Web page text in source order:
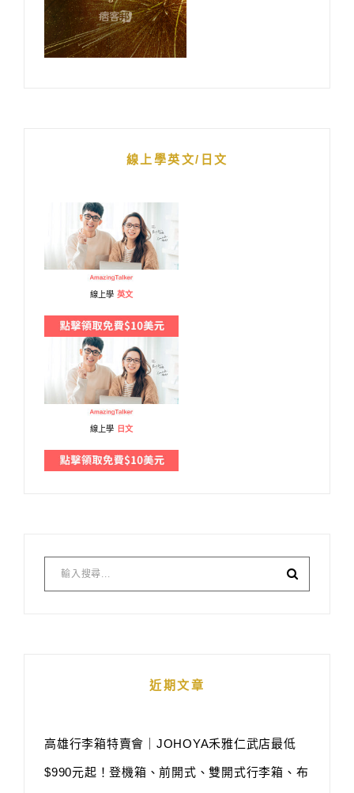
線上學英文/日文
線上學 英文
線上學 日文
近期文章
高雄行李箱特賣會｜JOHOYA禾雅仁武店最低
$990元起！登機箱、前開式、雙開式行李箱、布